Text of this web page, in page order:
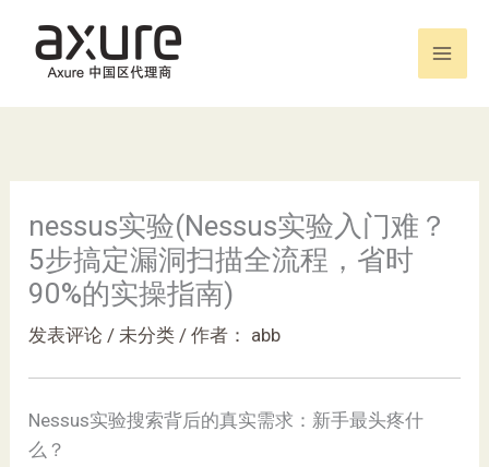
容
nessus实验(Nessus实验入门难？
5步搞定漏洞扫描全流程，省时
90%的实操指南)
发表评论 / 未分类 / 作者： abb
Nessus实验搜索背后的真实需求：新手最头疼什
么？